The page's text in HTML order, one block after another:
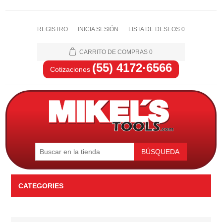
REGISTRO INICIA SESIÓN LISTA DE DESEOS 0
CARRITO DE COMPRAS 0
Cotizaciones (55) 4172·6566
BÚSQUEDA
CATEGORIES